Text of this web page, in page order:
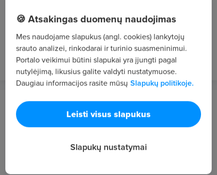
Vadybininkas (-ė ) (darbas su prekių užsakymu
iš tiekėjų)
1600 - 1800 €/mėn. "į rankas"
NAUJAS prieš 1 d.
28 Global, UAB
Olandija
1800 - 3200 €/mėn. "į rankas"
🍪 Atsakingas duomenų naudojimas
Mes naudojame slapukus (angl. cookies) lankytojų
srauto analizei, rinkodarai ir turinio suasmeninimui.
Portalo veikimui būtini slapukai yra įjungti pagal
nutylėjimą, likusius galite valdyti nustatymuose.
Daugiau informacijos rasite mūsų Slapukų politikoje.
Leisti visus slapukus
Slapukų nustatymai